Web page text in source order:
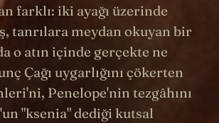
farklı: iki ayağı üzerinde
tanrılara meydan okuyan bir
o atın içinde gerçekte ne
Çağı uygarlığını çökerten
Penelope'nin tezgâhını
"ksenia" dediği kutsal